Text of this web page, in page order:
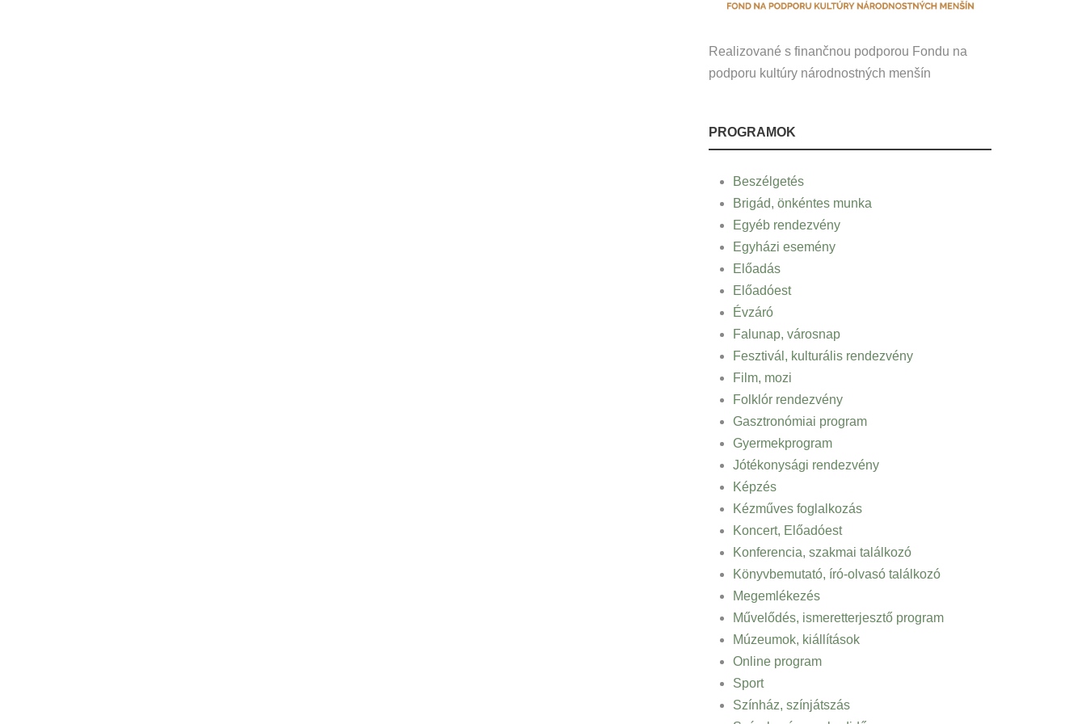
Realizované s finančnou podporou Fondu na
podporu kultúry národnostných menšín
PROGRAMOK
Beszélgetés
Brigád, önkéntes munka
Egyéb rendezvény
Egyházi esemény
Előadás
Előadóest
Évzáró
Falunap, városnap
Fesztivál, kulturális rendezvény
Film, mozi
Folklór rendezvény
Gasztronómiai program
Gyermekprogram
Jótékonysági rendezvény
Képzés
Kézműves foglalkozás
Koncert, Előadóest
Konferencia, szakmai találkozó
Könyvbemutató, író-olvasó találkozó
Megemlékezés
Művelődés, ismeretterjesztő program
Múzeumok, kiállítások
Online program
Sport
Színház, színjátszás